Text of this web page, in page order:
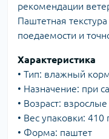
рекомендации
Паштетная
поедаемости и
Характеристика
• Тип: влажный
• Назначение: при
• Возраст: взрослые
• Вес упаковки: 410
• Форма: паштет